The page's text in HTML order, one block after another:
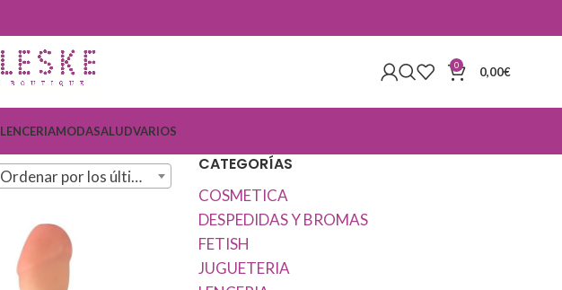
0 0,00€
LENCERIAMODASALUDVARIOS
Ordenar por los últimos
CATEGORÍAS
COSMETICA
DESPEDIDAS Y BROMAS
FETISH
JUGUETERIA